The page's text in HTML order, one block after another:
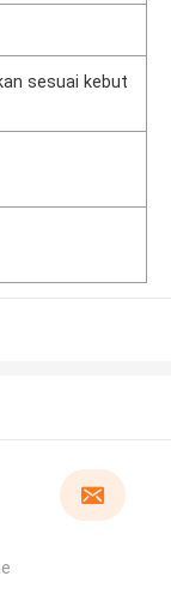
sesuai kebut